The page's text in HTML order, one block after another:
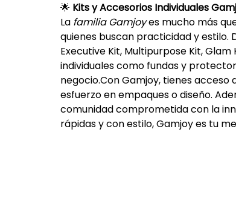
🌟 Kits y Accesorios Individuales
La familia Gamjoy es mucho más
quienes buscan practicidad y estilo.
Executive Kit, Multipurpose Kit,
individuales como fundas y
negocio.Con Gamjoy, tienes
esfuerzo en empaques o diseño.
comunidad comprometida con la
rápidas y con estilo, Gamjoy es tu